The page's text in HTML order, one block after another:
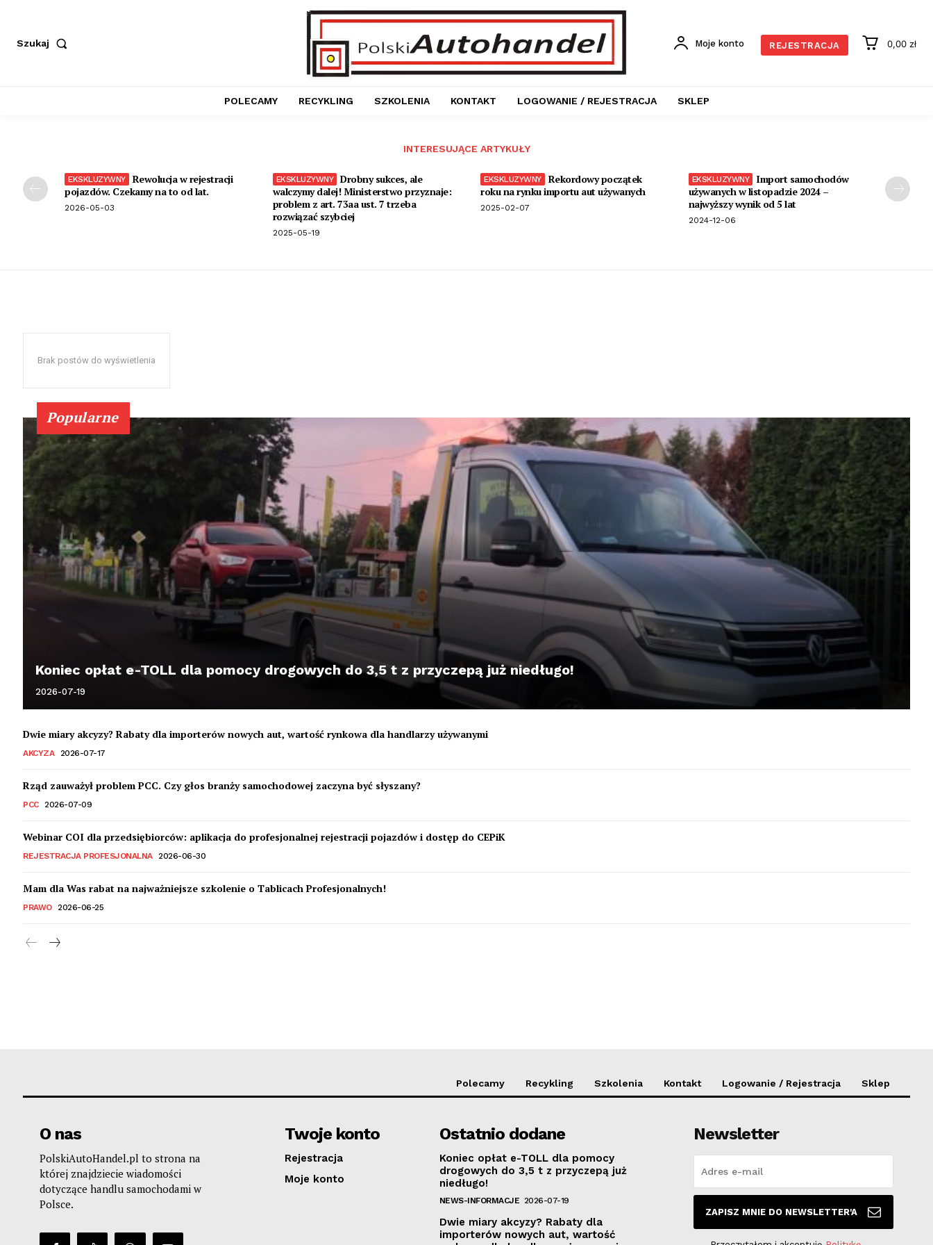
Szukaj Moje konto REJESTRACJA 0,00 zł
POLECAMY RECYKLING SZKOLENIA KONTAKT LOGOWANIE / REJESTRACJA SKLEP
INTERESUJĄCE ARTYKUŁY
Rewolucja w rejestracji
pojazdów. Czekamy na to od lat.
2026-05-03
Drobny sukces, ale
walczymy dalej! Ministerstwo przyznaje:
problem z art. 73aa ust. 7 trzeba
rozwiązać szybciej
2025-05-19
Rekordowy początek
roku na rynku importu aut używanych
2025-02-07
Import samochodów
używanych w listopadzie 2024 –
najwyższy wynik od 5 lat
2024-12-06
Brak postów do wyświetlenia
Popularne
Koniec opłat e-TOLL dla pomocy drogowych do 3,5 t z przyczepą już niedługo!
2026-07-19
Dwie miary akcyzy? Rabaty dla importerów nowych aut, wartość rynkowa dla handlarzy używanymi
AKCYZA 2026-07-17
Rząd zauważył problem PCC. Czy głos branży samochodowej zaczyna być słyszany?
PCC 2026-07-09
Webinar COI dla przedsiębiorców: aplikacja do profesjonalnej rejestracji pojazdów i dostęp do CEPiK
REJESTRACJA PROFESJONALNA 2026-06-30
Mam dla Was rabat na najważniejsze szkolenie o Tablicach Profesjonalnych!
PRAWO 2026-06-25
Polecamy Recykling Szkolenia Kontakt Logowanie / Rejestracja Sklep
O nas
PolskiAutoHandel.pl to strona na
której znajdziecie wiadomości
dotyczące handlu samochodami w
Polsce.
Twoje konto
Rejestracja
Moje konto
Ostatnio dodane
Koniec opłat e-TOLL dla pomocy
drogowych do 3,5 t z przyczepą już
niedługo!
NEWS-INFORMACJE 2026-07-19
Dwie miary akcyzy? Rabaty dla
importerów nowych aut, wartość
Newsletter
ZAPISZ MNIE DO NEWSLETTER'A